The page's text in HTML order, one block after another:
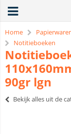
Home
Notitieboeken
90gr lgn
Bekijk alles uit de